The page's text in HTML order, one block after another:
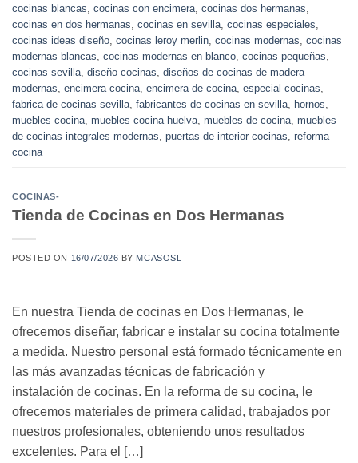
cocinas blancas, cocinas con encimera, cocinas dos hermanas,
cocinas en dos hermanas, cocinas en sevilla, cocinas especiales,
cocinas ideas diseño, cocinas leroy merlin, cocinas modernas, cocinas
modernas blancas, cocinas modernas en blanco, cocinas pequeñas,
cocinas sevilla, diseño cocinas, diseños de cocinas de madera
modernas, encimera cocina, encimera de cocina, especial cocinas,
fabrica de cocinas sevilla, fabricantes de cocinas en sevilla, hornos,
muebles cocina, muebles cocina huelva, muebles de cocina, muebles
de cocinas integrales modernas, puertas de interior cocinas, reforma
cocina
COCINAS-
Tienda de Cocinas en Dos Hermanas
POSTED ON 16/07/2026 BY MCASOSL
En nuestra Tienda de cocinas en Dos Hermanas, le
ofrecemos diseñar, fabricar e instalar su cocina totalmente
a medida. Nuestro personal está formado técnicamente en
las más avanzadas técnicas de fabricación y
instalación de cocinas. En la reforma de su cocina, le
ofrecemos materiales de primera calidad, trabajados por
nuestros profesionales, obteniendo unos resultados
excelentes. Para el […]